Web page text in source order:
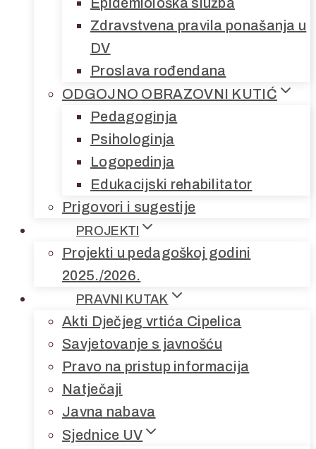
Zdravstvena pravila ponašanja u
DV
Proslava rođendana
ODGOJNO OBRAZOVNI KUTIĆ
Pedagoginja
Psihologinja
Logopedinja
Edukacijski rehabilitator
Prigovori i sugestije
PROJEKTI
Projekti u pedagoškoj godini
2025./2026.
PRAVNI KUTAK
Akti Dječjeg vrtića Cipelica
Savjetovanje s javnošću
Pravo na pristup informacija
Natječaji
Javna nabava
Sjednice UV